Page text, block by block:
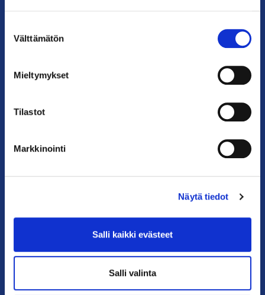
valinta
Välttämätön
Mieltymykset
Tilastot
Markkinointi
Näytä tiedot
Salli kaikki evästeet
Salli valinta
Postiosoite: PL 68, 00131 Helsinki
kauppakamari@helsinki.chamber.fi
Katso kaikki yhteystiedot >
PIKALINKIT
Yhteystiedot